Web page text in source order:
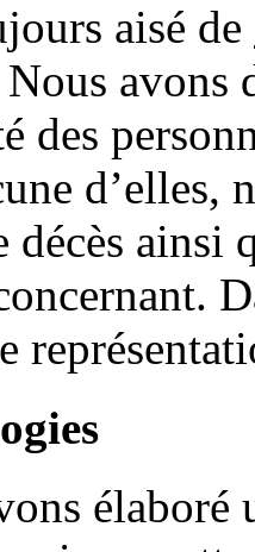
aisé de
Nous avons
des
d’elles,
décès ainsi
élaboré